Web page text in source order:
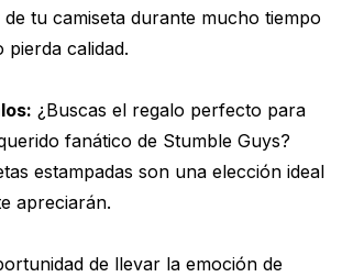
tu camiseta durante mucho tiempo
pierda calidad.
¿Buscas el regalo perfecto para
fanático de Stumble Guys?
estampadas son una elección ideal
apreciarán.
de llevar la emoción de